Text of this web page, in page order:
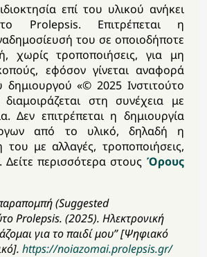
σημάδια διαταραχών
τροφής;
να είναι οι λόγοι που
αλλαγές στις
συνήθειες των παιδιών και
Ποια μέτρα μπορούν να
επί του υλικού ανήκει
Prolepsis. Επιτρέπεται η
του σε οποιοδήποτε
χωρίς τροποποιήσεις, για μη
εφόσον γίνεται αναφορά
«© 2025 Ινστιτούτο
στη συνέχεια με
Δεν επιτρέπεται η δημιουργία
από το υλικό, δηλαδή η
του με αλλαγές, τροποποιήσεις,
περισσότερα στους Όρους
(Suggested
Prolepsis. (2025). Ηλεκτρονική
για το παιδί μου” [Ψηφιακό
https://noiazomai.prolepsis.gr/